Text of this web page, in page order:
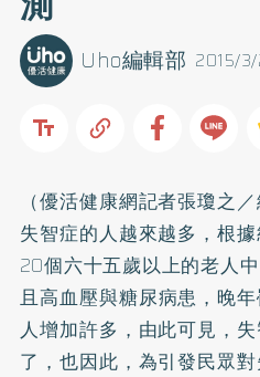
2015/3/
Uho編輯部
（優活健康網記者張瓊之
失智症的人越來越多，根
20個六十五歲以上的老人
且高血壓與糖尿病患，晚
人增加許多，由此可見，
了，也因此，為引發民眾